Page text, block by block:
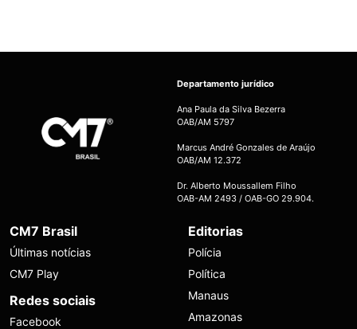
Departamento jurídico
Ana Paula da Silva Bezerra
OAB/AM 5797
Marcus André Gonzales de Araújo
OAB/AM 12.372
Dr. Alberto Moussallem Filho
OAB-AM 2493 / OAB-GO 29.904.
CM7 Brasil
Últimas notícias
CM7 Play
Redes sociais
Facebook
Editorias
Polícia
Política
Manaus
Amazonas